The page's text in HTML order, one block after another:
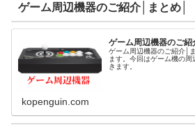
ゲーム周辺機器のご紹介│まとめ│
ゲーム周辺機器のご紹
ゲーム周辺機器のご紹介│
ます。今回はゲーム機の
きます。
kopenguin.com